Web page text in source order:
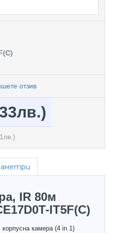
отзив
IR 80м
IT5F(C)
камера (4 in 1)